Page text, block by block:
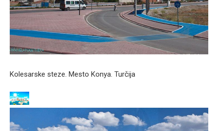
Kolesarske steze. Mesto Konya. Turčija